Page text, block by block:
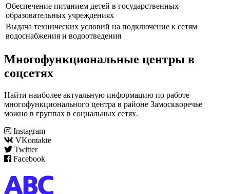
Обеспечение питанием детей в государственных
образовательных учреждениях
Выдача технических условий на подключение к сетям
водоснабжения и водоотведения
Многофункциональные центры в
соцсетях
Найти наиболее актуальную информацию по работе
многофункционального центра в районе Замоскворечье
можно в группах в социальных сетях.
Instagram
VKontakte
Twitter
Facebook